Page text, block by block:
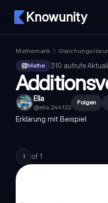
Knowunity
Mathematik
Mathe
310 aufrufe·
Ella
@ella.244122
Folgen
Erklärung mit Beispiel
1 of 1